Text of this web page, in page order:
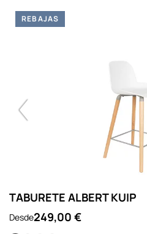
TABURETE ALBERT KUIP
Desde249,00 €
REBAJAS